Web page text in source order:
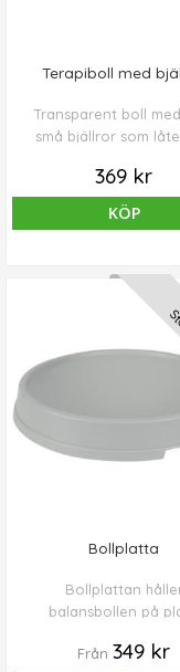
Terapiboll med
Transparent boll
små bjällror som
369 kr
KÖP
Bollplatta
Bollplattan
balansbollen på
Från 349 kr